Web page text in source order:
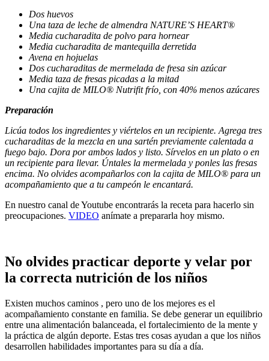
Dos huevos
Una taza de leche de almendra NATURE’S HEART®
Media cucharadita de polvo para hornear
Media cucharadita de mantequilla derretida
Avena en hojuelas
Dos cucharaditas de mermelada de fresa sin azúcar
Media taza de fresas picadas a la mitad
Una cajita de MILO® Nutrifit frío, con 40% menos azúcares
Preparación
Licúa todos los ingredientes y viértelos en un recipiente. Agrega tres
cucharaditas de la mezcla en una sartén previamente calentada a
fuego bajo. Dora por ambos lados y listo. Sírvelos en un plato o en
un recipiente para llevar. Úntales la mermelada y ponles las fresas
encima. No olvides acompañarlos con la cajita de MILO® para un
acompañamiento que a tu campeón le encantará.
En nuestro canal de Youtube encontrarás la receta para hacerlo sin
preocupaciones. VIDEO anímate a prepararla hoy mismo.
No olvides practicar deporte y velar por
la correcta nutrición de los niños
Existen muchos caminos , pero uno de los mejores es el
acompañamiento constante en familia. Se debe generar un equilibrio
entre una alimentación balanceada, el fortalecimiento de la mente y
la práctica de algún deporte. Estas tres cosas ayudan a que los niños
desarrollen habilidades importantes para su día a día.